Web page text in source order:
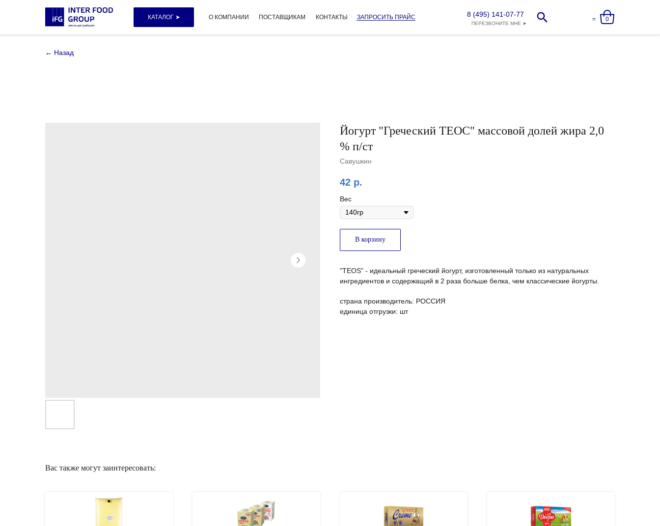
КАТАЛОГ ➤ О КОМПАНИИ ПОСТАВЩИКАМ КОНТАКТЫ ЗАПРОСИТЬ ПРАЙС
ПЕРЕЗВОНИТЕ МНЕ ➤
8 (495) 141-07-77
0
=
← Назад
Йогурт "Греческий TEOС" массовой долей жира 2,0
% п/ст
Савушкин
42 р.
Вес
В корзину
"TEOS" - идеальный греческий йогурт, изготовленный только из натуральных
ингредиентов и содержащий в 2 раза больше белка, чем классические йогурты.
страна производитель: РОССИЯ
единица отгрузки: шт
Вас также могут заинтересовать: